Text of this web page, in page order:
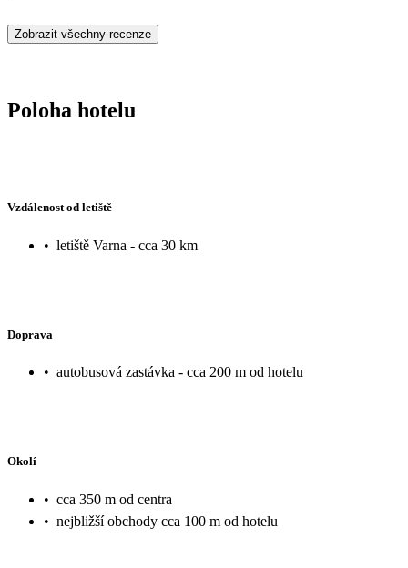
Zobrazit všechny recenze
Poloha hotelu
Vzdálenost od letiště
• letiště Varna - cca 30 km
Doprava
• autobusová zastávka - cca 200 m od hotelu
Okolí
• cca 350 m od centra
• nejbližší obchody cca 100 m od hotelu